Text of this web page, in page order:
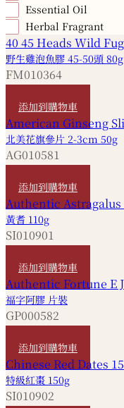
Essential Oil
Herbal Fragrant
野生雞泡魚膠 45-50頭 80g
FM010364
添加到購物車
北美花旗參片 2-3cm 50g
AG010581
添加到購物車
黃耆 110g
SI010901
添加到購物車
福字阿膠 片裝
GP000582
添加到購物車
特級紅棗 150g
SI010902